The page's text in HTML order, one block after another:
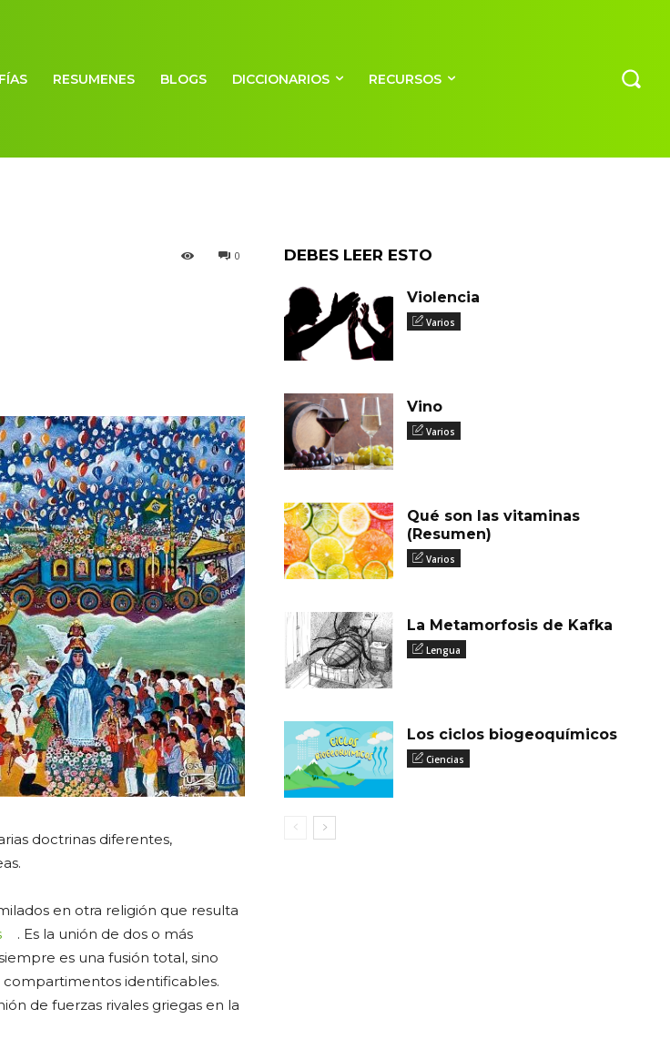
RESUMENES BLOGS DICCIONARIOS RECURSOS
0
doctrinas diferentes,
en otra religión que resulta
. Es la unión de dos o más
es una fusión total, sino
identificables.
de fuerzas rivales griegas en la
DEBES LEER ESTO
Violencia
Varios
Vino
Varios
Qué son las vitaminas
(Resumen)
Varios
La Metamorfosis de Kafka
Lengua
Los ciclos biogeoquímicos
Ciencias